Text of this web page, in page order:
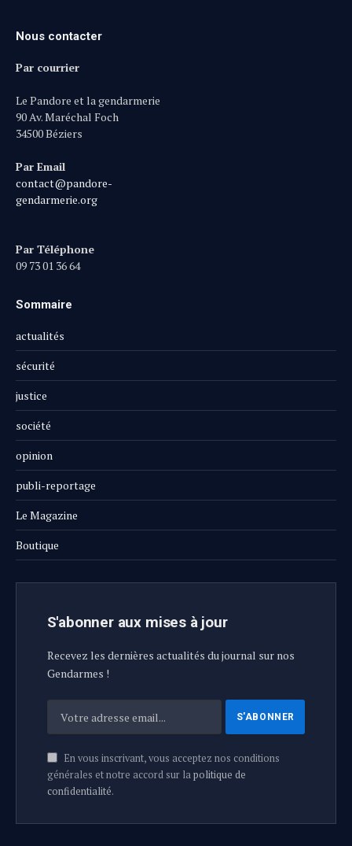
Nous contacter
Par courrier
Le Pandore et la gendarmerie
90 Av. Maréchal Foch
34500 Béziers
Par Email
contact@pandore-
gendarmerie.org
Par Téléphone
09 73 01 36 64
Sommaire
actualités
sécurité
justice
société
opinion
publi-reportage
Le Magazine
Boutique
S'abonner aux mises à jour
Recevez les dernières actualités du journal sur nos
Gendarmes !
En vous inscrivant, vous acceptez nos conditions
générales et notre accord sur lapolitique de
confidentialité.